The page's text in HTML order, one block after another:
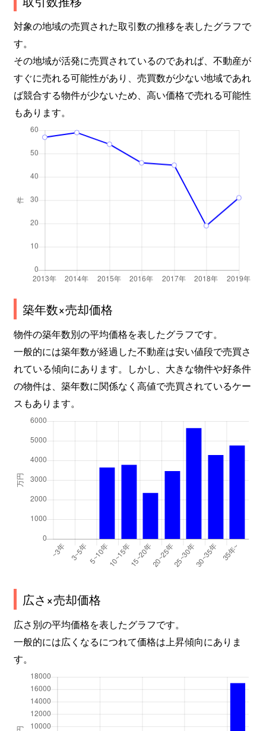
対象の地域の売買された取引数の推移を表したグラフで
す。
その地域が活発に売買されているのであれば、不動産が
すぐに売れる可能性があり、売買数が少ない地域であれ
ば競合する物件が少ないため、高い価格で売れる可能性
もあります。
築年数×売却価格
物件の築年数別の平均価格を表したグラフです。
一般的には築年数が経過した不動産は安い値段で売買さ
れている傾向にあります。しかし、大きな物件や好条件
の物件は、築年数に関係なく高値で売買されているケー
スもあります。
広さ×売却価格
広さ別の平均価格を表したグラフです。
一般的には広くなるにつれて価格は上昇傾向にありま
す。